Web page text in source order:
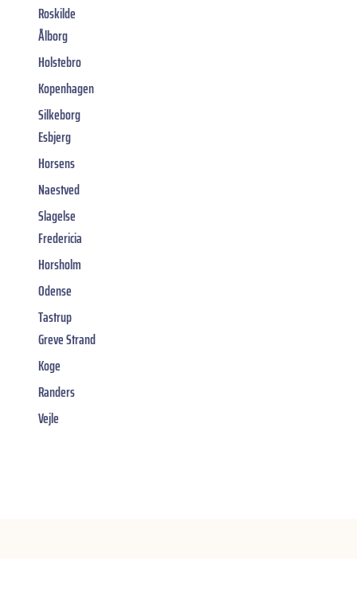
Roskilde
Ålborg
Holstebro
Kopenhagen
Silkeborg
Esbjerg
Horsens
Naestved
Slagelse
Fredericia
Horsholm
Odense
Tastrup
Greve Strand
Koge
Randers
Vejle